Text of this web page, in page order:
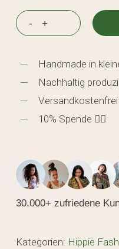
Handmade in
Nachhaltig
10% Spende 🖐🏼
30.000+ zufriedene
Kategorien: Hippie